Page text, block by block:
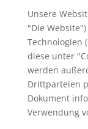
Unsere
"Die
Technologien
diese unter
werden
Drittparteien
Dokument
Verwendung